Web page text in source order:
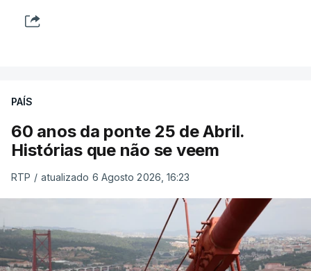
PAÍS
60 anos da ponte 25 de Abril.
Histórias que não se veem
RTP / atualizado 6 Agosto 2026, 16:23